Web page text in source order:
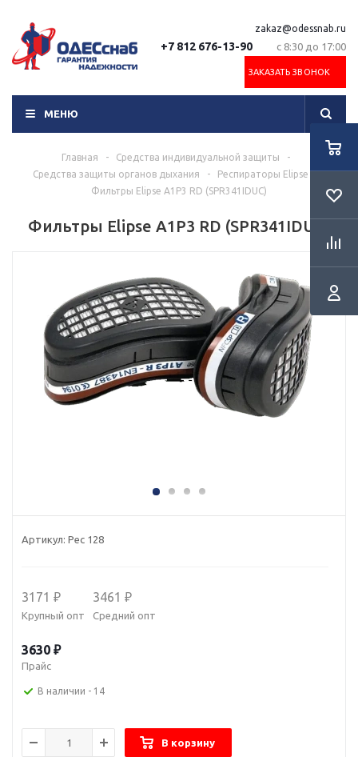
+7 812 676-13-90
zakaz@odessnab.ru
с 8:30 до 17:00
ЗАКАЗАТЬ ЗВОНОК
МЕНЮ
Главная - Средства индивидуальной защиты
-
Средства защиты органов дыхания
- Респираторы Elipse
-
Фильтры Elipse A1P3 RD (SPR341IDUC)
Фильтры Elipse A1P3 RD (SPR341IDUC)
Артикул: Рес 128
3171 ₽
Крупный опт
3461 ₽
Средний опт
3630 ₽
Прайс
В наличии - 14
В корзину